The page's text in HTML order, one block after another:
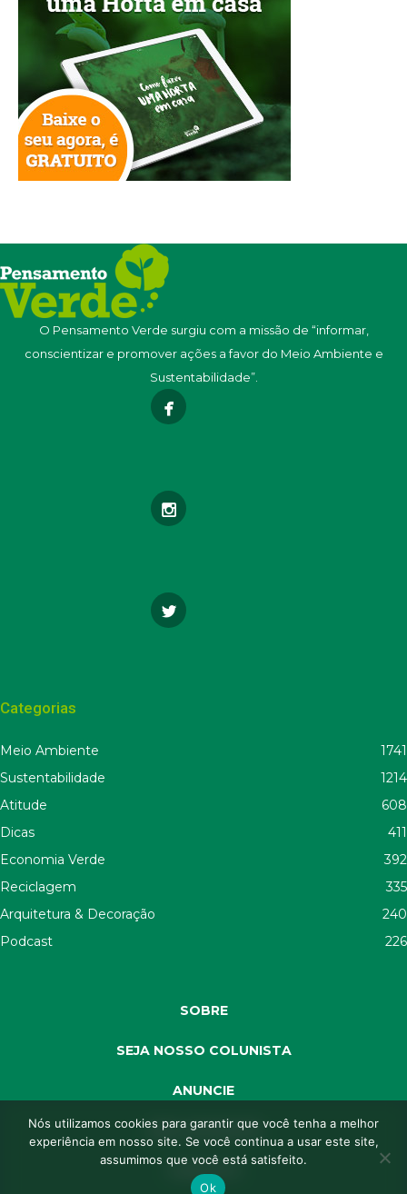
O Pensamento Verde surgiu com a missão de “informar,
conscientizar e promover ações a favor do Meio Ambiente e
Sustentabilidade”.
Categorias
Meio Ambiente
1741
Sustentabilidade
1214
Atitude
608
Dicas
411
Economia Verde
392
Reciclagem
335
Arquitetura & Decoração
240
Podcast
226
SOBRE
SEJA NOSSO COLUNISTA
ANUNCIE
SEJA APOIADOR
CONTATO
Nós utilizamos cookies para garantir que você tenha a melhor
experiência em nosso site. Se você continua a usar este site,
assumimos que você está satisfeito.
Ok